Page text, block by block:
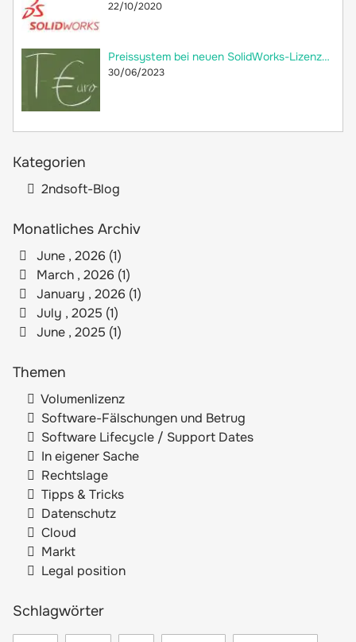
22/10/2020
Preissystem bei neuen SolidWorks-Lizenzen: versteckte Preiserhöhung
30/06/2023
Kategorien
2ndsoft-Blog
Monatliches Archiv
June , 2026 (1)
March , 2026 (1)
January , 2026 (1)
July , 2025 (1)
June , 2025 (1)
Themen
Volumenlizenz
Software-Fälschungen und Betrug
Software Lifecycle / Support Dates
In eigener Sache
Rechtslage
Tipps & Tricks
Datenschutz
Cloud
Markt
Legal position
Schlagwörter